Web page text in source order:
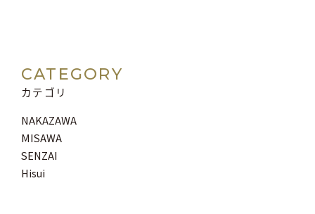
CATEGORY
カテゴリ
NAKAZAWA
MISAWA
SENZAI
Hisui